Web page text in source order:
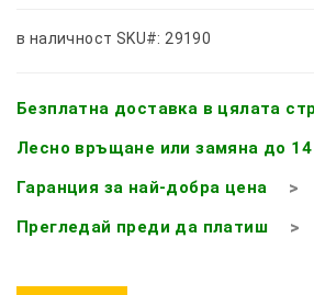
в наличност SKU#: 29190
Безплатна доставка в цялата
Лесно връщане или замяна до
Гаранция за най-добра цена
Прегледай преди да платиш